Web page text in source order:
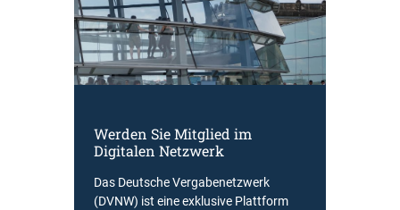
Werden Sie Mitglied im
Digitalen Netzwerk
Das Deutsche Vergabenetzwerk
(DVNW) ist eine exklusive Plattform